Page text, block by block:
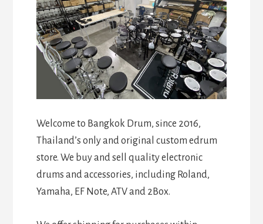
Welcome to Bangkok Drum, since 2016,
Thailand’s only and original custom edrum
store. We buy and sell quality electronic
drums and accessories, including Roland,
Yamaha, EF Note, ATV and 2Box.